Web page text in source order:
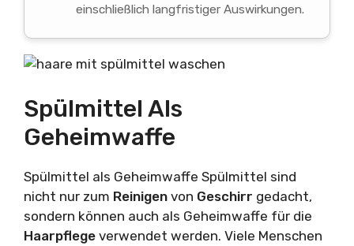
einschließlich langfristiger Auswirkungen.
Spülmittel Als
Geheimwaffe
Spülmittel als Geheimwaffe Spülmittel sind
nicht nur zum Reinigen von Geschirr gedacht,
sondern können auch als Geheimwaffe für die
Haarpflege verwendet werden. Viele Menschen